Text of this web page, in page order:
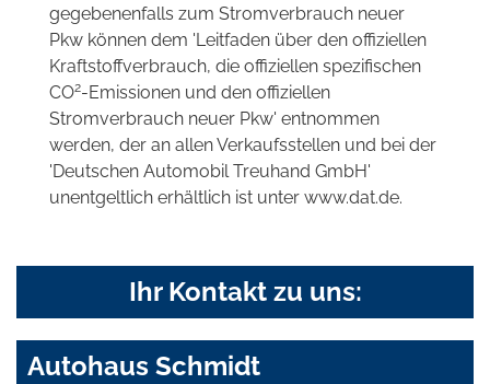
gegebenenfalls zum Stromverbrauch neuer
Pkw können dem 'Leitfaden über den offiziellen
Kraftstoffverbrauch, die offiziellen spezifischen
CO2-Emissionen und den offiziellen
Stromverbrauch neuer Pkw' entnommen
werden, der an allen Verkaufsstellen und bei der
'Deutschen Automobil Treuhand GmbH'
unentgeltlich erhältlich ist unter www.dat.de.
Ihr Kontakt zu uns:
Autohaus Schmidt